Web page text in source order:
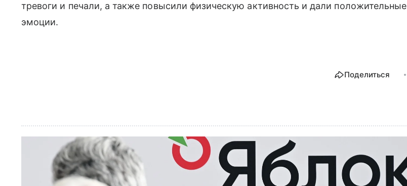
тревоги и печали, а также повысили физическую активность и дали положительные
эмоции.
Поделиться